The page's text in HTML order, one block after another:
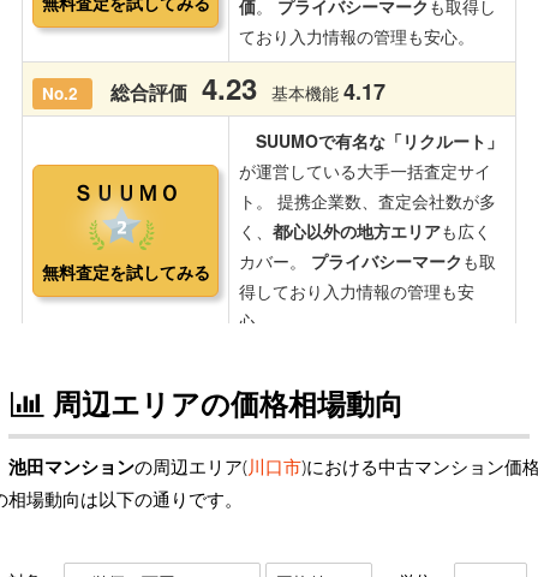
周辺エリアの価格相場動向
池田マンションの周辺エリア(川口市)における中古マンション価
相場動向は以下の通りです。